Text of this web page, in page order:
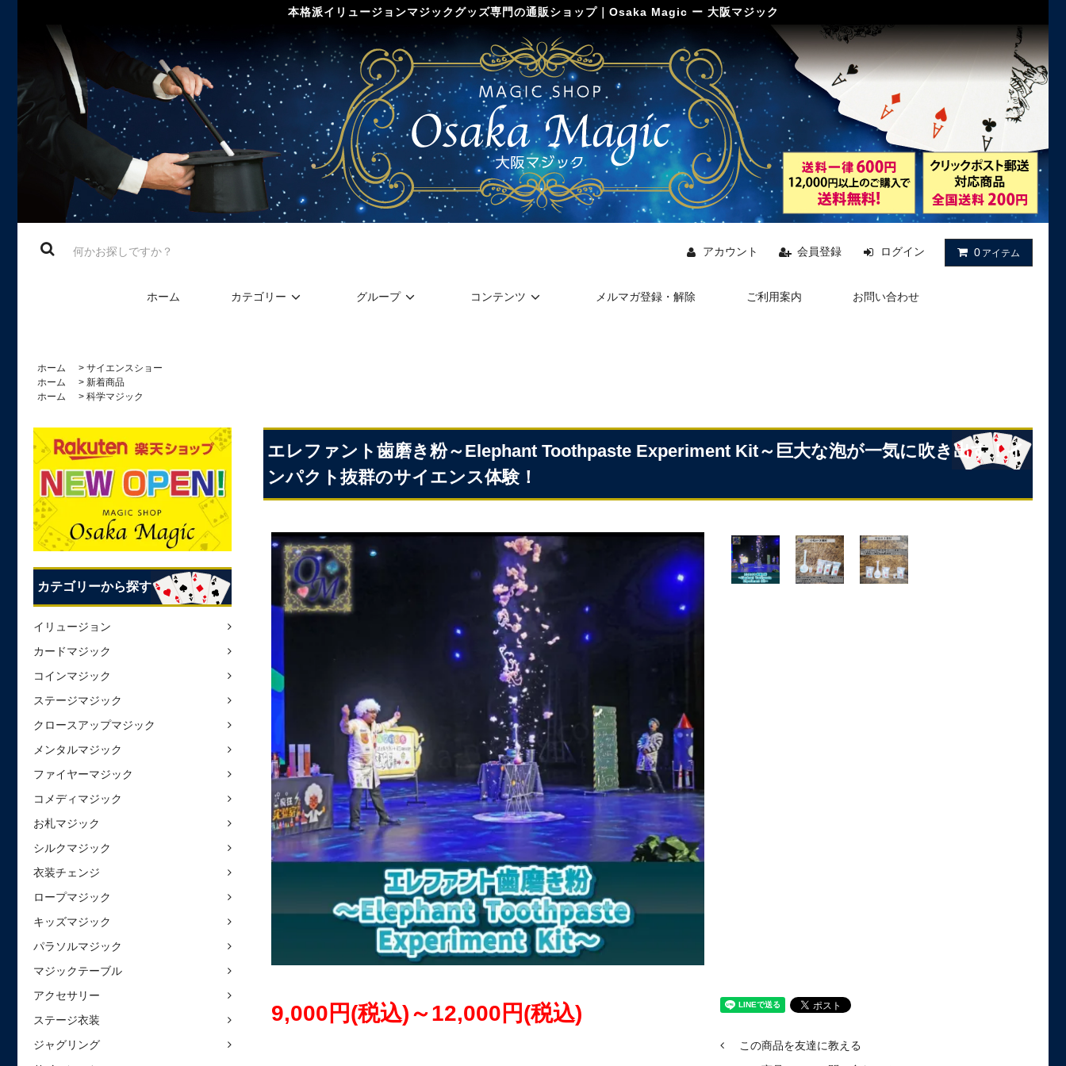
本格派イリュージョンマジックグッズ専門の通販ショップ｜Osaka Magic ー 大阪マジック
アカウント 会員登録 ログイン 0 アイテム
ホーム カテゴリー グループ コンテンツ メルマガ登録・解除 ご利用案内 お問い合わせ
ホーム > サイエンスショー
ホーム
> 新着商品
ホーム
> 科学マジック
カテゴリーから探す
イリュージョン
カードマジック
コインマジック
ステージマジック
クロースアップマジック
メンタルマジック
ファイヤーマジック
コメディマジック
お札マジック
シルクマジック
衣装チェンジ
ロープマジック
キッズマジック
パラソルマジック
マジックテーブル
アクセサリー
ステージ衣装
ジャグリング
エレファント歯磨き粉～Elephant Toothpaste Experiment Kit～巨大な泡が一気に吹き出す！イ
ンパクト抜群のサイエンス体験！
9,000円(税込)～12,000円(税込)
この商品を友達に教える